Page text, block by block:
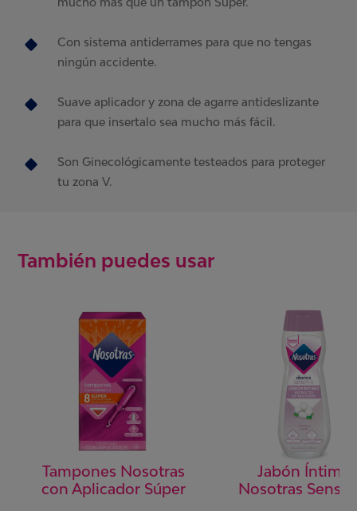
Con sistema antiderrames para que no tengas
ningún accidente.
Suave aplicador y zona de agarre antideslizante
para que insertalo sea mucho más fácil.
Son Ginecológicamente testeados para proteger
tu zona V.
También puedes usar
Tampones Nosotras
con Aplicador Súper
Jabón Íntimo
Nosotras